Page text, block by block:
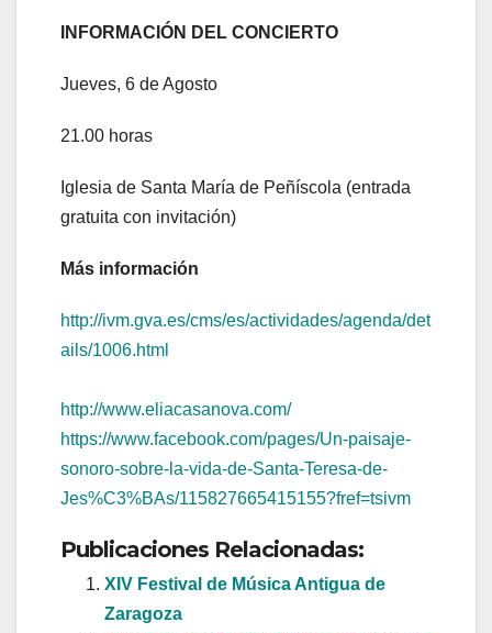
INFORMACIÓN DEL CONCIERTO
Jueves, 6 de Agosto
21.00 horas
Iglesia de Santa María de Peñíscola (entrada
gratuita con invitación)
Más información
http://ivm.gva.es/cms/es/actividades/agenda/det
ails/1006.html
http://www.eliacasanova.com/
https://www.facebook.com/pages/Un-paisaje-
sonoro-sobre-la-vida-de-Santa-Teresa-de-
Jes%C3%BAs/115827665415155?fref=tsivm
Publicaciones Relacionadas:
XIV Festival de Música Antigua de
Zaragoza